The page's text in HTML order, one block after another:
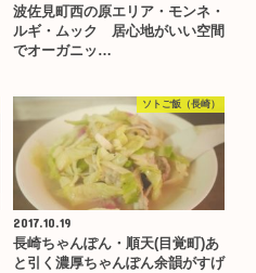
波佐見町西の原エリア・モンネ・
ルギ・ムック 居心地がいい空間
でオーガニッ…
ソトご飯（長崎）
2017.10.19
長崎ちゃんぽん・順天(目覚町)あ
と引く濃厚ちゃんぽん余韻がすげ